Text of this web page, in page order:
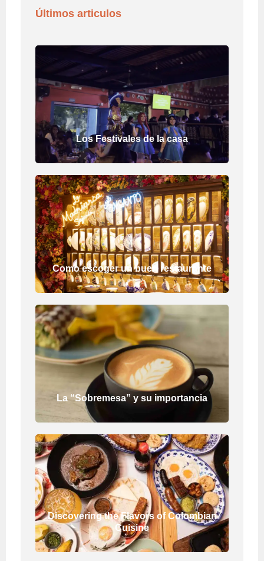
Últimos articulos
Los Festivales de la casa
Como escoger un buen restaurante
La “Sobremesa” y su importancia
Discovering the Flavors of Colombian
Cuisine